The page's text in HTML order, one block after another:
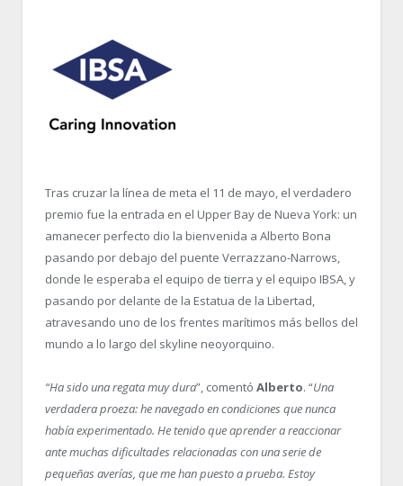
Tras cruzar la línea de meta el 11 de mayo, el verdadero
premio fue la entrada en el Upper Bay de Nueva York: un
amanecer perfecto dio la bienvenida a Alberto Bona
pasando por debajo del puente Verrazzano-Narrows,
donde le esperaba el equipo de tierra y el equipo IBSA, y
pasando por delante de la Estatua de la Libertad,
atravesando uno de los frentes marítimos más bellos del
mundo a lo largo del skyline neoyorquino.
“Ha sido una regata muy dura”, comentó Alberto. “Una
verdadera proeza: he navegado en condiciones que nunca
había experimentado. He tenido que aprender a reaccionar
ante muchas dificultades relacionadas con una serie de
pequeñas averías, que me han puesto a prueba. Estoy